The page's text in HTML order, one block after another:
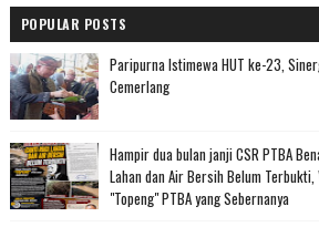
POPULAR POSTS
Paripurna Istimewa HUT ke-23,
Cemerlang
Hampir dua bulan janji CSR PTBA
Lahan dan Air Bersih Belum
"Topeng" PTBA yang Sebernanya